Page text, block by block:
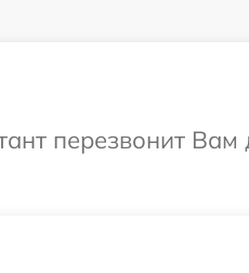
перезвонит Вам